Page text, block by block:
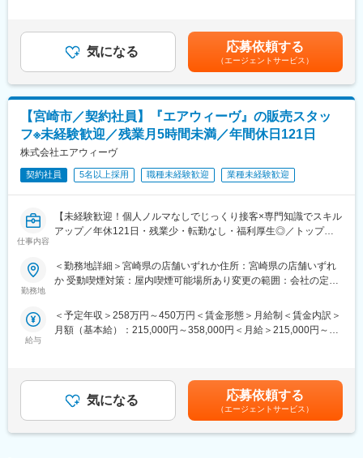
店舗運営業務
・ディスプレイ管理やイベント企画など店舗づくりにも関与 ※タ
ブレット端末使用
＜扱う商品＞
睡眠研究やユーザーの声を反映した高品質寝具。国際線ファース
トクラスや高級旅館、トップアスリートにも愛用され、「眠りの
質」にこだわる方に支持されています。
■業務の特徴
・平日は1日10組前後、繁忙期は20組以上対応。販売というよ
連携。スタッフ同士の協力を重視しています。
店長・エリアマネージャー・トレーナーなど多彩なキャリアパス
あり。接客や運営ノウハウを学び、「現場で極める」「マネジメ
■入社後の研修
約1ヶ月の研修で未経験でも安心スタート。完全未経験のメンバー
接客の流れを習得
（2）店舗OJT：先輩のサポートで実践的に学習
（3）リトレーニング（1ヶ月後）：疑問や課題を振り返り、知
識・スキルを深めます
■インセンティブ：あり（四半期に1度／平均1カ月分）■役職手
当：月1～3万円■出張手当賃金はあくまでも目安の金額であり、
選考を通じて上下する可能性があります。月給(月額)は固定手当を
含めた表記です。
気になる 応募依頼する
（エージェントサービス）
【宮崎市／契約社員】『エアウィーヴ』の販売スタッ
フ※未経験歓迎／残業月5時間未満／年間休日121日
株式会社エアウィーヴ
契約社員 5名以上採用 職種未経験歓迎 業種未経験歓迎
仕事内容
【未経験歓迎！個人ノルマなしでじっくり接客×専門知識でスキル
アップ／年休121日・残業少・転勤なし・福利厚生◎／トップア
■業務内容
「眠りの質を高める」カウンセリング型接客です。ライフスタイ
ルや体の悩みに合った寝具選びをサポートします。
店舗運営業務
・ディスプレイ管理やイベント企画など店舗づくりにも関与 ※タ
ブレット端末使用
＜扱う商品＞
勤務地
＜勤務地詳細＞宮崎県の店舗いずれか住所：宮崎県の店舗いずれ
か 受動喫煙対策：屋内喫煙可能場所あり変更の範囲：会社の定め
給与
＜予定年収＞258万円～450万円＜賃金形態＞月給制＜賃金内訳＞
月額（基本給）：215,000円～358,000円＜月給＞215,000円～
■インセンティブ：あり（四半期に1度／平均1カ月分）■役職手
当：月1～3万円■出張手当賃金はあくまでも目安の金額であり、
選考を通じて上下する可能性があります。月給(月額)は固定手当を
含めた表記です。
気になる 応募依頼する
（エージェントサービス）